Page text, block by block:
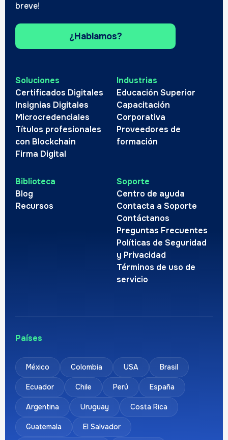
breve!
¿Hablamos?
Soluciones
Certificados Digitales
Insignias Digitales
Microcredenciales
Títulos profesionales
con Blockchain
Firma Digital
Industrias
Educación Superior
Capacitación
Corporativa
Proveedores de
formación
Biblioteca
Blog
Recursos
Soporte
Centro de ayuda
Contacta a Soporte
Contáctanos
Preguntas Frecuentes
Políticas de Seguridad
y Privacidad
Términos de uso de
servicio
Países
México Colombia USA Brasil
Ecuador Chile Perú España
Argentina Uruguay Costa Rica
Guatemala El Salvador